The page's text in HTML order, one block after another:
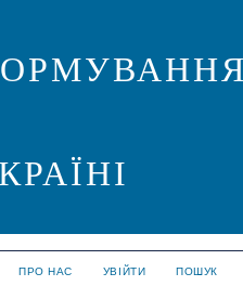
ПРО НАС УВІЙТИ
ПОШУК